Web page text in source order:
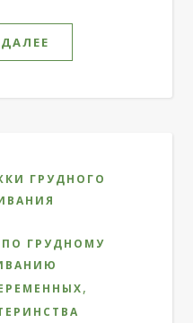
ГРУДНОГО
ГРУДНОМУ
,